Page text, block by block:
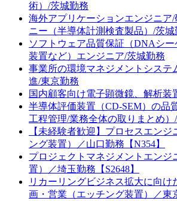
術）/茨城勤務
海外アプリケーションエンジニア
ニー（半導体計測検査製品）/茨城
ソフトウェア品質保証（DNAシ
装置など）エンジニア/茨城勤務
事業所の環境マネジメントシステ
進/東京勤務
国内顧客向け電子顕微鏡、解析装
半導体評価装置（CD-SEM）の品
工程管理/業務全体の取りまとめ）
【未経験者歓迎】プロセスエン
ング装置）／山口勤務【N354】
プロジェクトマネジメントエンジ
置）／埼玉勤務【S2648】
リカーリングビジネス拡大に向け
画・営業（エッチング装置）／東